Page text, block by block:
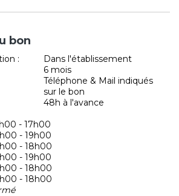
bon
:
Dans l'établissement
6 mois
Téléphone & Mail indiqués
sur le bon
48h à l'avance
- 17h00
- 19h00
- 18h00
- 19h00
- 18h00
- 18h00